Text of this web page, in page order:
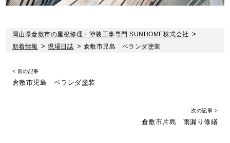
岡山県倉敷市の屋根修理・塗装工事専門 SUNHOME株式会社 >
新着情報 >現場日誌 > 倉敷市児島 ベランダ塗装
< 前の記事
倉敷市児島 ベランダ塗装
次の記事 >
倉敷市片島 雨漏り修繕